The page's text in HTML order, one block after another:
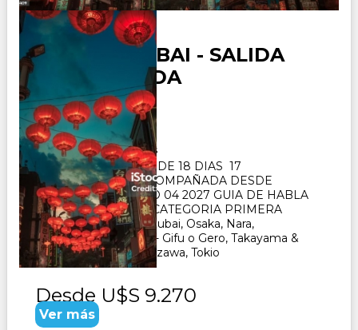
JAPON y DUBAI - SALIDA
ACOMPAÑADA
Duración:
18Días17Noches
PAQUETE TURISTICO DE 18 DIAS 17
NOCHES. SALIDA ACOMPAÑADA DESDE
BUENOS AIRES MAYO 04 2027 GUIA DE HABLA
HISPANA- HOTELES CATEGORIA PRIMERA
SUPERIOR VISITA : Dubai, Osaka, Nara,
Kioto, Hiroshima, Seki - Gifu o Gero, Takayama &
Shirakawago ï¿½ Kanazawa, Tokio
Desde U$S 9.270
Ver más